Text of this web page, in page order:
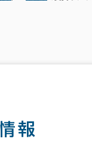
報